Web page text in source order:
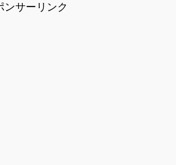
ンサーリンク